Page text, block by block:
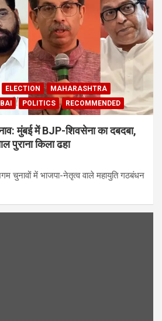
ELECTION
MAHARASHTRA
POLITICS RECOMMENDED
मुंबई में BJP-शिवसेना का दबदबा,
पुराना किला ढहा
चुनावों में भाजपा-नेतृत्व वाले महायुति गठबंधन